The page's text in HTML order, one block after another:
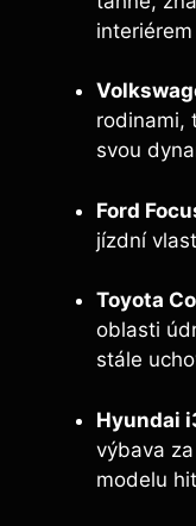
rodinami,
svou
Ford
jízdní
Toyota
oblasti
stále
Hyundai
výbava
modelu